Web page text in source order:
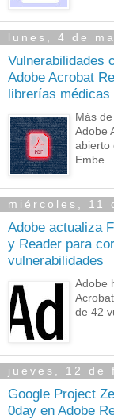
lunes, 4 de
Vulnerabilidades
Adobe Acrobat
librerías médicas
Más
Adobe
abierto
Embe...
miércoles, 11
Adobe actualiza
y Reader para
vulnerabilidades
Adobe
de 42
jueves, 12 de
Google Project
0day en Adobe